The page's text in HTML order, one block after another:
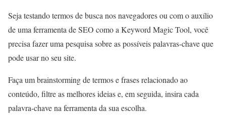
Seja testando termos de busca nos navegadores ou com o auxílio
de uma ferramenta de SEO como a Keyword Magic Tool, você
precisa fazer uma pesquisa sobre as possíveis palavras-chave que
pode usar no seu site.
Faça um brainstorming de termos e frases relacionado ao
conteúdo, filtre as melhores ideias e, em seguida, insira cada
palavra-chave na ferramenta da sua escolha.